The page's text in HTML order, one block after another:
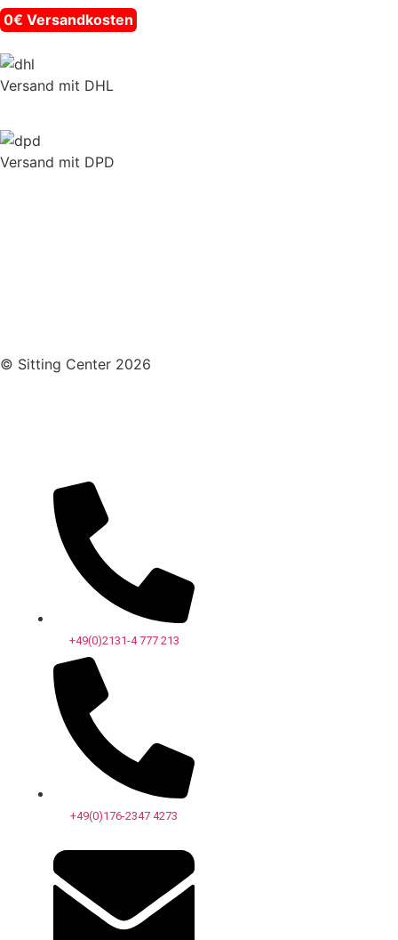
0€ Versandkosten
Versand mit DHL
Versand mit DPD
© Sitting Center 2026
+49(0)2131-4 777 213
+49(0)176-2347 4273